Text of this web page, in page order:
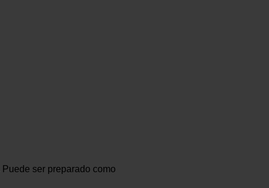
ser preparado como